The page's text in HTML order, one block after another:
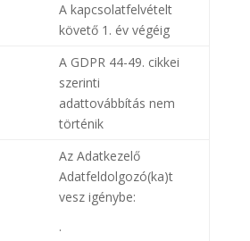
A kapcsolatfelvételt
követő 1. év végéig
A GDPR 44-49. cikkei
szerinti
adattovábbítás nem
történik
Az Adatkezelő
Adatfeldolgozó(ka)t
vesz igénybe:
·